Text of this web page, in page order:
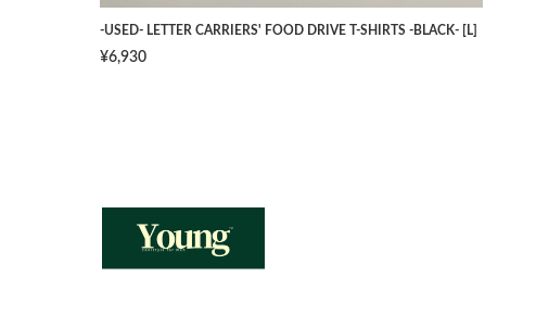
-USED- LETTER CARRIERS' FOOD DRIVE T-SHIRTS -BLACK- [L]
¥6,930